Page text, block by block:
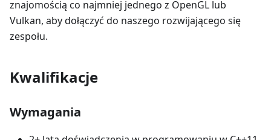
znajomością co najmniej jednego z OpenGL lub
Vulkan, aby dołączyć do naszego rozwijającego się
zespołu.
Kwalifikacje
Wymagania